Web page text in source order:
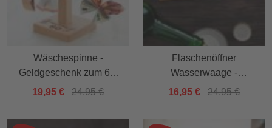
Wäschespinne -
Geldgeschenk zum 60.
Geburtstag
19,95 € 24,95 €
Flaschenöffner
Wasserwaage -
Handwerker Opa
16,95 € 24,95 €